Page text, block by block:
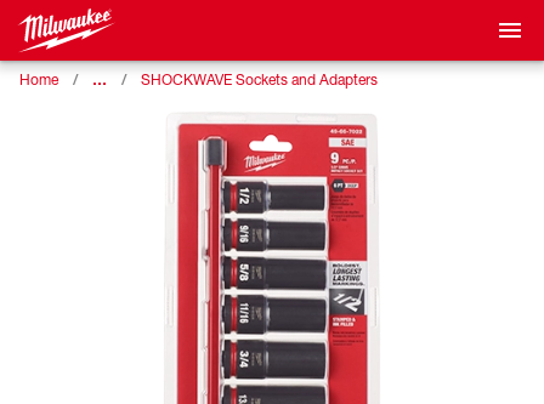
Home … SHOCKWAVE Sockets and Adapters